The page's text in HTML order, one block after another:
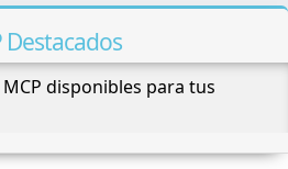
Destacados
disponibles para tus